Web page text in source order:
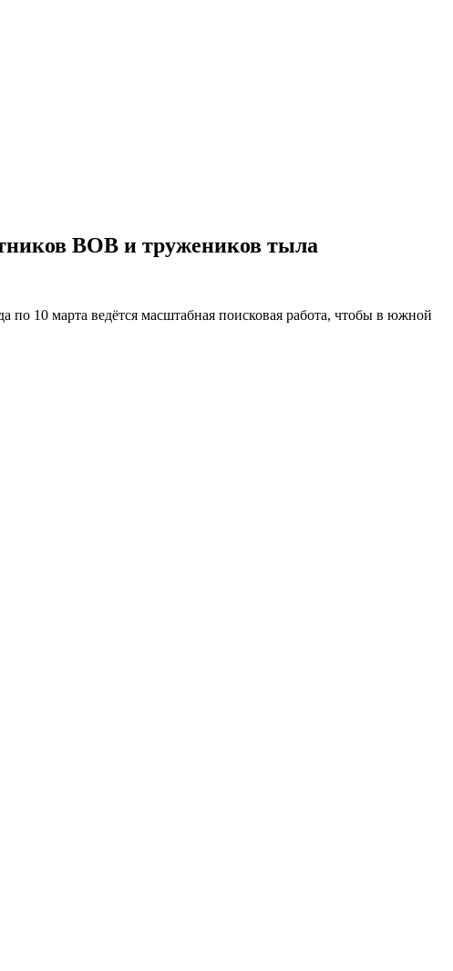
ВОВ и тружеников тыла
10 марта ведётся масштабная поисковая работа, чтобы в южной